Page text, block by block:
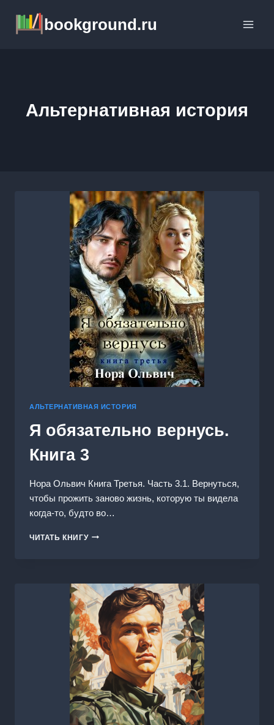
содержимому
bookground.ru
Альтернативная история
АЛЬТЕРНАТИВНАЯ ИСТОРИЯ
Я обязательно вернусь.
Книга 3
Нора Ольвич Книга Третья. Часть 3.1. Вернуться,
чтобы прожить заново жизнь, которую ты видела
когда-то, будто во…
ЧИТАТЬ КНИГУЯ